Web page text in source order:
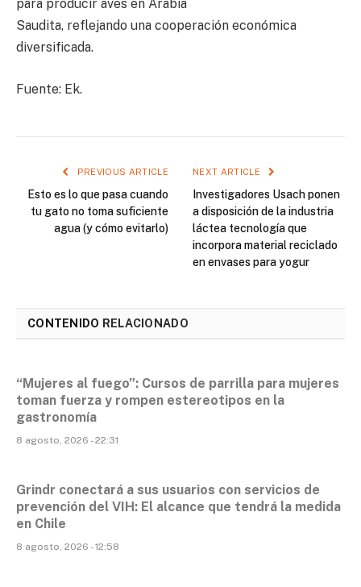
para producir aves en Arabia
Saudita, reflejando una cooperación económica
diversificada.
Fuente: Ek.
PREVIOUS ARTICLE
Esto es lo que pasa cuando
tu gato no toma suficiente
agua (y cómo evitarlo)
NEXT ARTICLE
Investigadores Usach ponen
a disposición de la industria
láctea tecnología que
incorpora material reciclado
en envases para yogur
CONTENIDO RELACIONADO
“Mujeres al fuego”: Cursos de parrilla para mujeres
toman fuerza y rompen estereotipos en la
gastronomía
8 agosto, 2026 - 22:31
Grindr conectará a sus usuarios con servicios de
prevención del VIH: El alcance que tendrá la medida
en Chile
8 agosto, 2026 - 12:58